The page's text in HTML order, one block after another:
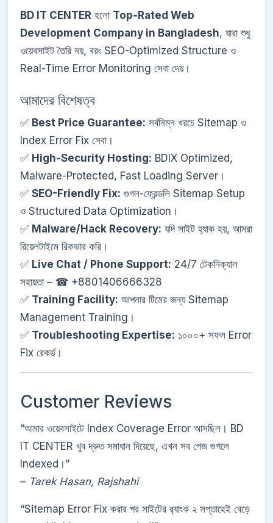
BD IT CENTER হলো Top-Rated Web
Development Company in Bangladesh, যারা শুধু
ওয়েবসাইট তৈরি নয়, বরং SEO-Optimized Structure ও
Real-Time Error Monitoring সেবা দেয়।
আমাদের বিশেষত্ব
✅ Best Price Guarantee: সর্বনিম্ন খরচে Sitemap ও
Index Error Fix সেবা।
✅ High-Security Hosting: BDIX Optimized,
Malware-Protected, Fast Loading Server।
✅ SEO-Friendly Fix: গুগল-ফ্রেন্ডলি Sitemap Setup
ও Structured Data Optimization।
✅ Malware/Hack Recovery: যদি সাইট হ্যাক হয়, আমরা
রিয়েলটাইমে রিকভার করি।
✅ Live Chat / Phone Support: 24/7 টেকনিক্যাল
সহায়তা – ☎ +8801406666328
✅ Training Facility: আপনার টিমের জন্য Sitemap
Management Training।
✅ Troubleshooting Expertise: ১০০০+ সফল Error
Fix রেকর্ড।
Customer Reviews
“আমার ওয়েবসাইটে Index Coverage Error আসছিল। BD
IT CENTER খুব দ্রুত সমাধান দিয়েছে, এখন সব পেজ গুগলে
Indexed।”
– Tarek Hasan, Rajshahi
“Sitemap Error Fix করার পর সাইটের র‌্যাংক ২ সপ্তাহেই বেড়ে